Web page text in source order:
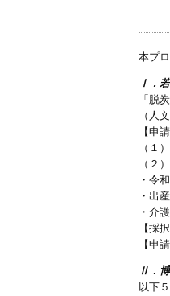
本プ
Ⅰ．
「脱
（人
【申
（１
（２
・令
・出
・介
【採
【申
Ⅱ．
以下